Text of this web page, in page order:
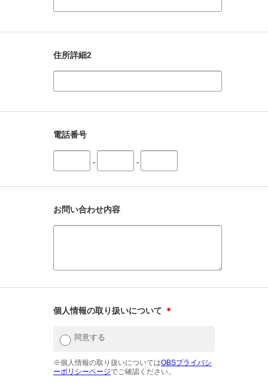
住所詳細2
電話番号
- -
お問い合わせ内容
個人情報の取り扱いについて ＊
同意する
※個人情報の取り扱いについてはOBSプライバシ
ーポリシーページでご確認ください。